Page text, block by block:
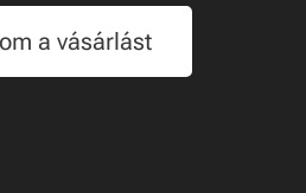
a vásárlást